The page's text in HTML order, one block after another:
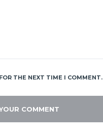
THE NEXT TIME I COMMENT.